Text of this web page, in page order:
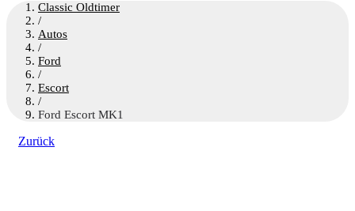
Classic Oldtimer
/
Autos
/
Ford
/
Escort
/
Ford Escort MK1
Zurück